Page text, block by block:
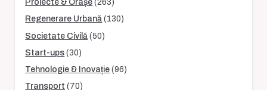
Proiecte & Orașe (263)
Regenerare Urbană (130)
Societate Civilă (50)
Start-ups (30)
Tehnologie & Inovație (96)
Transport (70)